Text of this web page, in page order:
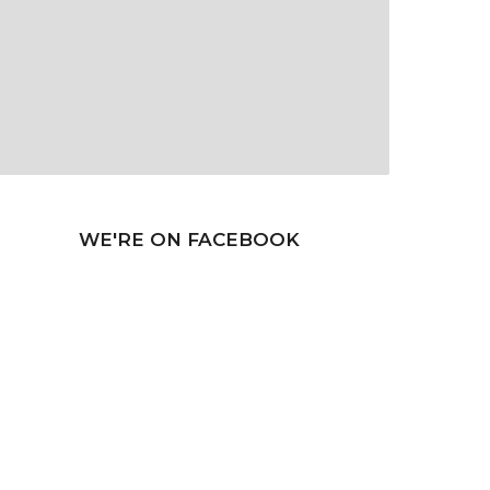
WE'RE ON FACEBOOK